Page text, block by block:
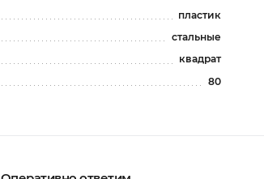
пластик
стальные
квадрат
80